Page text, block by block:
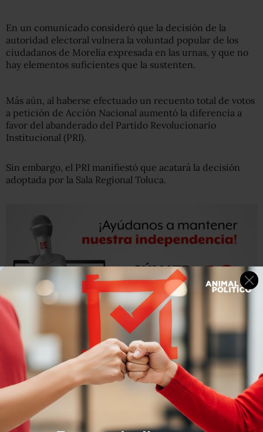
En un comunicado consideró que la decisión de la
autoridad electoral vulnera la voluntad popular de los
ciudadanos de Morelia expresada en las urnas, y que no
hay elementos suficientes que la sustenten.
Más aún, al haberse efectuado un recuento total de votos
a petición de Acción Nacional aumentó la diferencia a
favor del abanderado del Partido Revolucionario
Institucional (PRI).
Sin embargo, el PRI manifiestó que acatará la decisión
adoptada por la Sala Regional Toluca.
Además el Revolucionario Institucional solicitó al
Instituto Electoral de Michoacán que convoque a la
brevedad a la elección extraordinaria, en la que los
priistas volverán a competir y a ganar.